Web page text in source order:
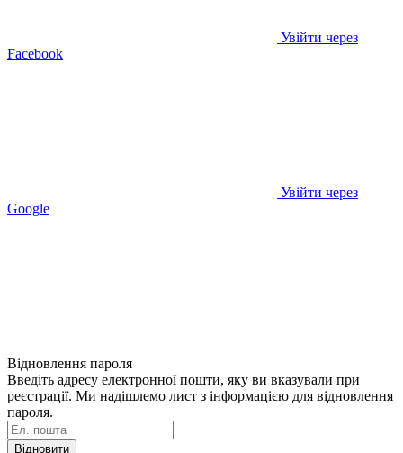
Увійти через
Facebook
Увійти через
Google
Відновлення пароля
Введіть адресу електронної пошти, яку ви вказували при
реєстрації. Ми надішлемо лист з інформацією для відновлення
пароля.
Відновити